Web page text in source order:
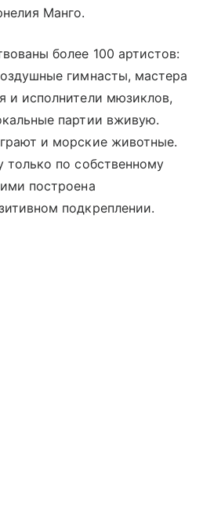
Манго.
более 100 артистов:
гимнасты, мастера
и исполнители мюзиклов,
партии вживую.
и морские животные.
только по собственному
построена
подкреплении.